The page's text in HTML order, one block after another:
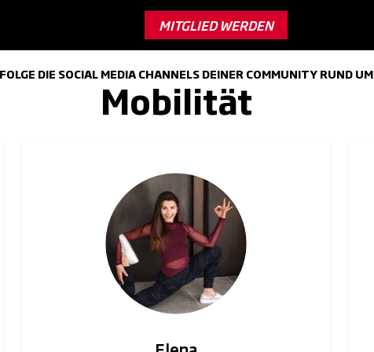
MITGLIED WERDEN
DIE SOCIAL MEDIA CHANNELS DEINER COMMUNITY RUND UM
Mobilität